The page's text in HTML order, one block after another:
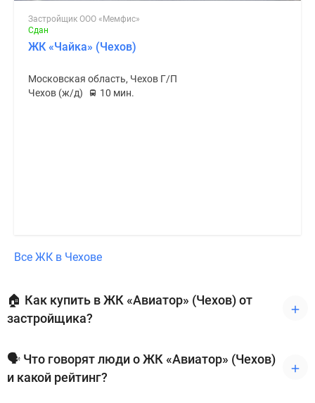
Застройщик ООО «Мемфис»
Сдан
ЖК «Чайка» (Чехов)
Московская область, Чехов Г/П
Чехов (ж/д)
10 мин.
Все ЖК в Чехове
🏠 Как купить в ЖК «Авиатор» (Чехов) от
застройщика?
🗣 Что говорят люди о ЖК «Авиатор» (Чехов)
и какой рейтинг?